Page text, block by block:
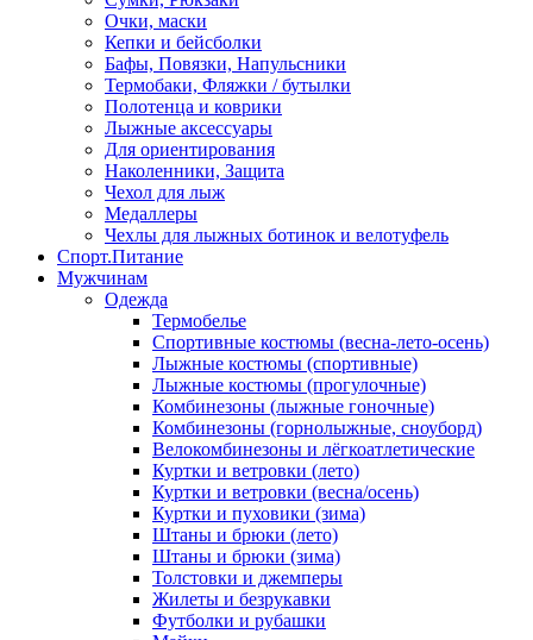
Очки, маски
Кепки и бейсболки
Бафы, Повязки, Напульсники
Термобаки, Фляжки / бутылки
Полотенца и коврики
Лыжные аксессуары
Для ориентирования
Наколенники, Защита
Чехол для лыж
Медаллеры
Чехлы для лыжных ботинок и велотуфель
Спорт.Питание
Мужчинам
Одежда
Термобелье
Спортивные костюмы (весна-лето-осень)
Лыжные костюмы (спортивные)
Лыжные костюмы (прогулочные)
Комбинезоны (лыжные гоночные)
Комбинезоны (горнолыжные, сноуборд)
Велокомбинезоны и лёгкоатлетические
Куртки и ветровки (лето)
Куртки и ветровки (весна/осень)
Куртки и пуховики (зима)
Штаны и брюки (лето)
Штаны и брюки (зима)
Толстовки и джемперы
Жилеты и безрукавки
Футболки и рубашки